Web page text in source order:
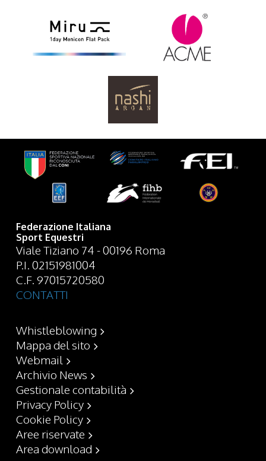
Federazione Italiana
Sport Equestri
Viale Tiziano 74 - 00196 Roma
P.I. 02151981004
C.F. 97015720580
CONTATTI
Whistleblowing
Mappa del sito
Webmail
Archivio News
Gestionale contabilità
Privacy Policy
Cookie Policy
Aree riservate
Area download